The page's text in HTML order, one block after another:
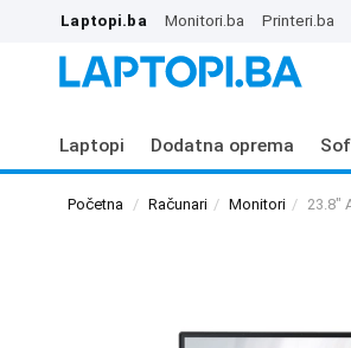
Laptopi.ba Monitori.ba Printeri.ba
Laptopi Dodatna oprema
Početna Računari Monitori 23.8"